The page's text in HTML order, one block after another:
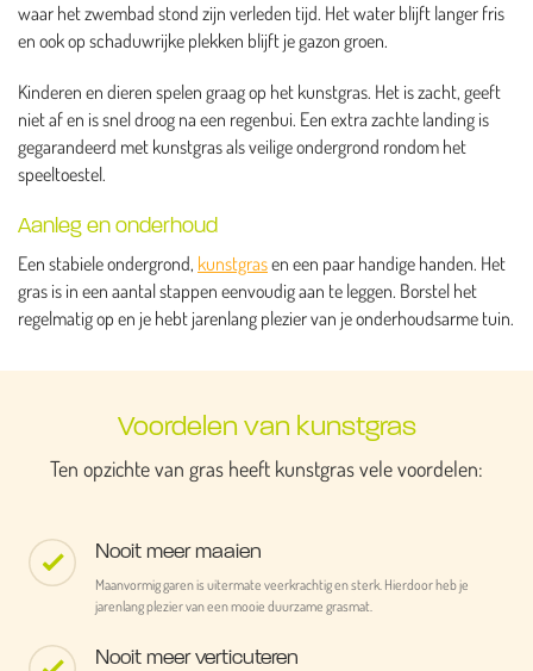
waar het zwembad stond zijn verleden tijd. Het water blijft langer fris
en ook op schaduwrijke plekken blijft je gazon groen.
Kinderen en dieren spelen graag op het kunstgras. Het is zacht, geeft
niet af en is snel droog na een regenbui. Een extra zachte landing is
gegarandeerd met kunstgras als veilige ondergrond rondom het
speeltoestel.
Aanleg en onderhoud
Een stabiele ondergrond, kunstgrasen een paar handige handen. Het
gras is in een aantal stappen eenvoudig aan te leggen. Borstel het
regelmatig op en je hebt jarenlang plezier van je onderhoudsarme tuin.
Voordelen van kunstgras
Ten opzichte van gras heeft kunstgras vele voordelen:
Nooit meer maaien
Maanvormig garen is uitermate veerkrachtig en sterk. Hierdoor heb je
jarenlang plezier van een mooie duurzame grasmat.
Nooit meer verticuteren